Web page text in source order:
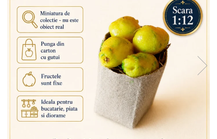
Textile si lenjerii miniaturale
Vesela si servire miniaturi
Mobilier miniatural
Baie miniaturala
Bucatarie miniatura
Dormitor miniatural
Exterior miniatural
Living miniatural
Seturi mobilier miniatural
Materiale miniaturale si DIY